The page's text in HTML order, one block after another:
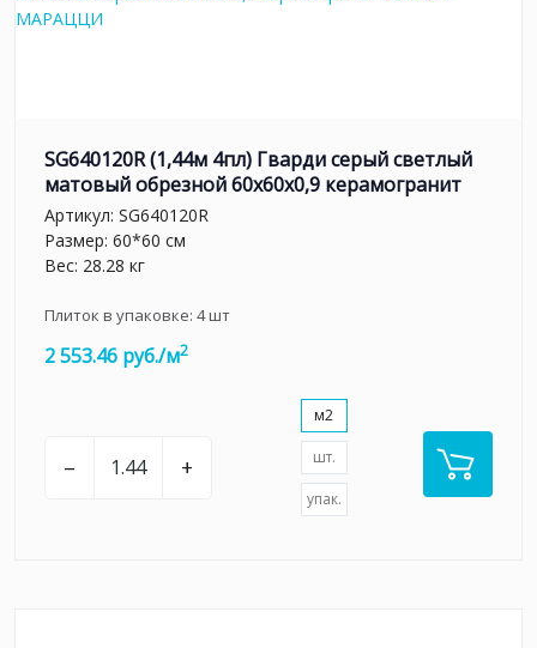
SG640120R (1,44м 4пл) Гварди серый светлый
матовый обрезной 60x60x0,9 керамогранит
Артикул: SG640120R
Размер: 60*60 см
Вес: 28.28 кг
Плиток в упаковке: 4шт
2 553.46 руб./м2
– +
м2
шт.
упак.